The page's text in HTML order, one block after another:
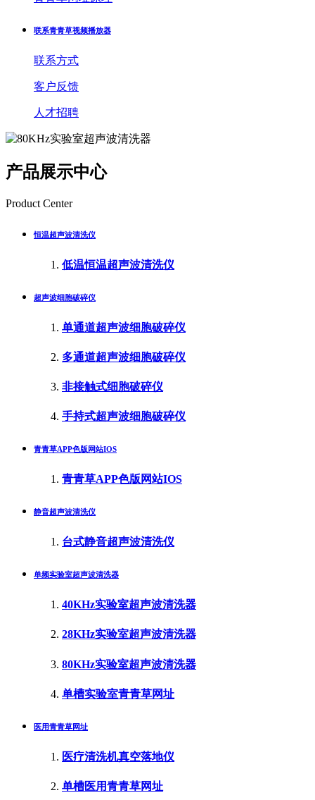
联系青青草视频播放器
联系方式
客户反馈
人才招聘
产品展示中心
Product Center
恒温超声波清洗仪
低温恒温超声波清洗仪
超声波细胞破碎仪
单通道超声波细胞破碎仪
多通道超声波细胞破碎仪
非接触式细胞破碎仪
手持式超声波细胞破碎仪
青青草APP色版网站IOS
青青草APP色版网站IOS
静音超声波清洗仪
台式静音超声波清洗仪
单频实验室超声波清洗器
40KHz实验室超声波清洗器
28KHz实验室超声波清洗器
80KHz实验室超声波清洗器
单槽实验室青青草网址
医用青青草网址
医疗清洗机真空落地仪
单槽医用青青草网址